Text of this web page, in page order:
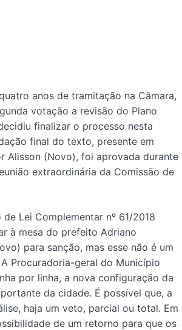
anos de tramitação na Câmara,
votação a revisão do Plano
finalizar o processo nesta
final do texto, presente em
Alisson (Novo), foi aprovada durante
extraordinária da Comissão de
Lei Complementar nº 61/2018
à mesa do prefeito Adriano
para sanção, mas esse não é um
Procuradoria-geral do Município
por linha, a nova configuração da
da cidade. É possível que, a
haja um veto, parcial ou total. Em
de um retorno para que os